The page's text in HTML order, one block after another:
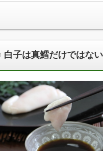
白子は真鱈だけではな